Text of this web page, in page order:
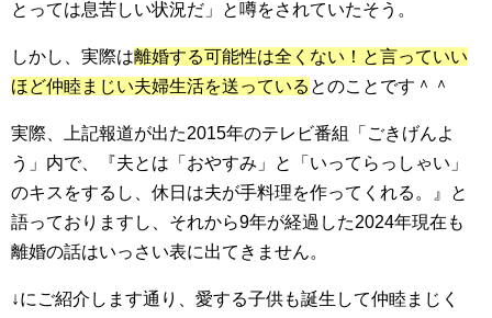
とっては息苦しい状況だ」
と噂をされていたそう。
しかし、実際は離婚する可能性は全くない！と言っていい
ほど仲睦まじい夫婦生活を送っている とのことです＾＾
実際、上記報道が出た2015年のテレビ番組「ごきげんよ
う」内で、『夫とは「おやすみ」と「いってらっしゃい」
のキスをするし、休日は夫が手料理を作ってくれる。』と
語っておりますし、それから9年が経過した2024年現在も
離婚の話はいっさい表に出てきません。
↓にご紹介します通り、愛する子供も誕生して仲睦まじく